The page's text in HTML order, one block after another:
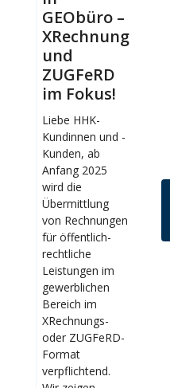
GEObüro –
XRechnung
und
ZUGFeRD
im Fokus!
Liebe HHK-
Kundinnen und -
Kunden, ab
Anfang 2025
wird die
Übermittlung
von Rechnungen
für öffentlich-
rechtliche
Leistungen im
gewerblichen
Bereich im
XRechnungs-
oder ZUGFeRD-
Format
verpflichtend.